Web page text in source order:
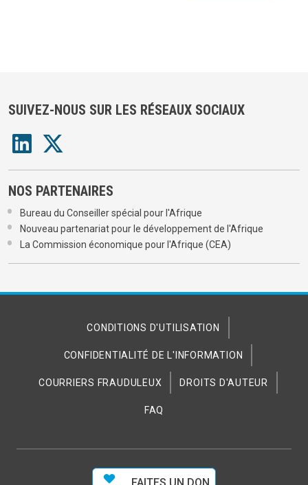
SUIVEZ-NOUS SUR LES RÉSEAUX SOCIAUX
NOS PARTENAIRES
Bureau du Conseiller spécial pour l'Afrique
Nouveau partenariat pour le développement de l'Afrique
La Commission économique pour l'Afrique (CEA)
CONDITIONS D'UTILISATION
CONFIDENTIALITÉ DE L'INFORMATION
COURRIERS FRAUDULEUX DROITS D'AUTEUR
FAQ